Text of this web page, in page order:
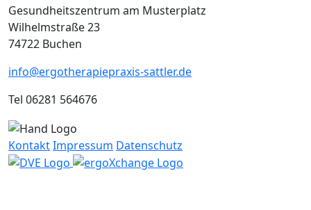
Gesundheitszentrum am Musterplatz
Wilhelmstraße 23
74722 Buchen
info@ergotherapiepraxis-sattler.de
Tel 06281 564676
KontaktImpressum Datenschutz